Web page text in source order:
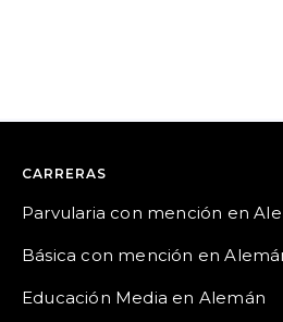
CARRERAS
Parvularia con mención en
Básica con mención en
Educación Media en Alemán